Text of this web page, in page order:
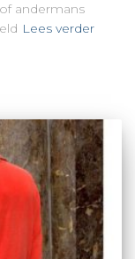
andermans
Lees verder